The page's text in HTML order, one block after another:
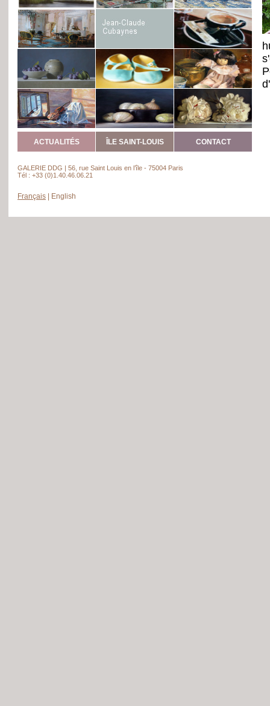
ACTUALITÉS ÎLE SAINT-LOUIS CONTACT
GALERIE DDG | 56, rue Saint Louis en l’île - 75004 Paris
Tél : +33 (0)1.40.46.06.21
Français English